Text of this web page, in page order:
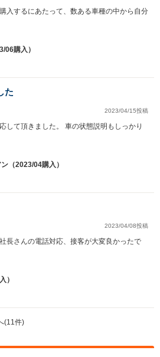
入するにあたって、数ある車種の中から自分
06購入）
た
2023/04/15投稿
して頂きました。 車の状態説明もしっかり
（2023/04購入）
2023/04/08投稿
長さんの電話対応、接客が大変良かったで
）
(11件)